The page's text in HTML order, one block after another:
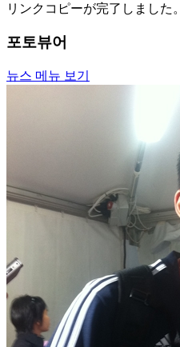
リンクコピーが完了しました。
포토뷰어
뉴스 메뉴 보기